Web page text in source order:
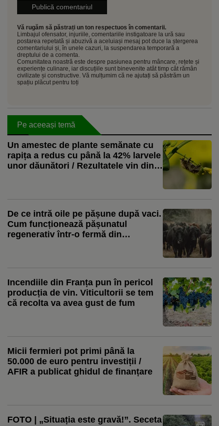
Vă rugăm să păstrați un ton respectuos în comentarii.
Limbajul ofensator, injuriile, comentariile instigatoare la ură sau
postarea repetată și abuzivă a aceluiași mesaj pot duce la ștergerea
comentariului și, în unele cazuri, la suspendarea temporară a
dreptului de a comenta.
Comunitatea noastră este despre pasiunea pentru mâncare, rețete și
experiențe culinare, iar discuțiile sunt binevenite atât timp cât rămân
civilizate și constructive. Vă mulțumim că ne ajutați să păstrăm un
spațiu plăcut pentru toți
Pe aceeași temă
Un amestec de plante semănate cu
rapița a redus cu până la 42% larvele
unor dăunători / Rezultatele vin din
De ce intră oile pe pășune după vaci.
Cum funcționează pășunatul
regenerativ într-o fermă din
Incendiile din Franța pun în pericol
producția de vin. Viticultorii se tem
că recolta va avea gust de fum
Micii fermieri pot primi până la
50.000 de euro pentru investiții /
AFIR a publicat ghidul de finanțare
FOTO | „Situația este gravă!”. Seceta